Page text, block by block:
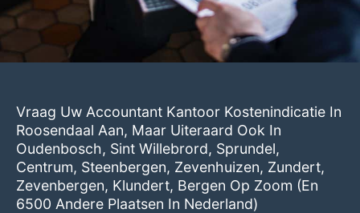
Vraag Uw Accountant Kantoor Kostenindicatie In
Roosendaal Aan, Maar Uiteraard Ook In
Oudenbosch, Sint Willebrord, Sprundel,
Centrum, Steenbergen, Zevenhuizen, Zundert,
Zevenbergen, Klundert, Bergen Op Zoom (en
6500 Andere Plaatsen In Nederland)